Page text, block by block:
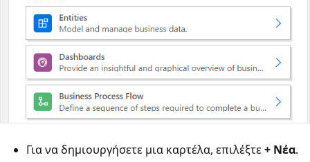
Για να δημιουργήσετε μια καρτέλα, επιλέξτε+ Νέα.